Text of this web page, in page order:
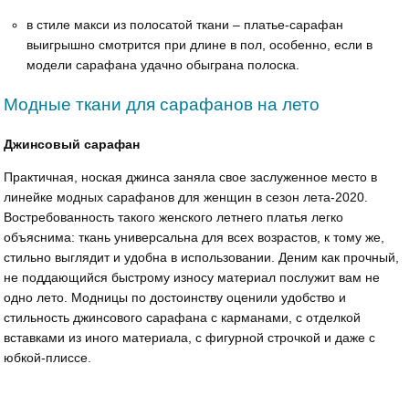
в стиле макси из полосатой ткани – платье-сарафан
выигрышно смотрится при длине в пол, особенно, если в
модели сарафана удачно обыграна полоска.
Модные ткани для сарафанов на лето
Джинсовый сарафан
Практичная, ноская джинса заняла свое заслуженное место в
линейке модных сарафанов для женщин в сезон лета-2020.
Востребованность такого женского летнего платья легко
объяснима: ткань универсальна для всех возрастов, к тому же,
стильно выглядит и удобна в использовании. Деним как прочный,
не поддающийся быстрому износу материал послужит вам не
одно лето. Модницы по достоинству оценили удобство и
стильность джинсового сарафана с карманами, с отделкой
вставками из иного материала, с фигурной строчкой и даже с
юбкой-плиссе.